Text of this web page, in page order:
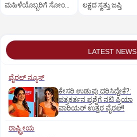
ಮಹಿಳೆಯೊಬ್ಬರಿಗೆ ಸೋಂಕು
ಲಕ್ಷದ ಸ್ವತ್ತು ಜಪ್ತಿ
LATEST NEWS
ವೈರಲ್ ನ್ಯೂಸ್
ಕೇಸರಿ ಉಡುಪು ಧರಿಸಿದ್ದೇಕೆ?:
ಪತ್ರಕರ್ತನ ಪ್ರಶ್ನೆಗೆ ನಟಿ ಪ್ರಿಯಾ
ವಾರಿಯರ್ ಉತ್ತರ ವೈರಲ್!
ರಾಷ್ಟ್ರೀಯ